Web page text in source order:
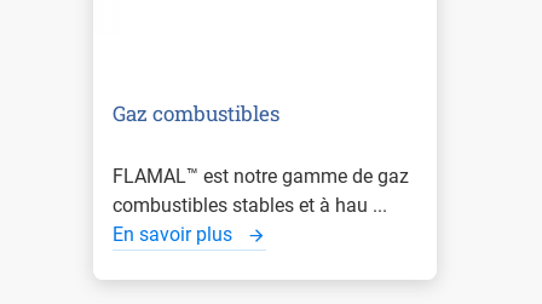
Gaz combustibles
FLAMAL™ est notre gamme de gaz
combustibles stables et à hau ...
En savoir plus